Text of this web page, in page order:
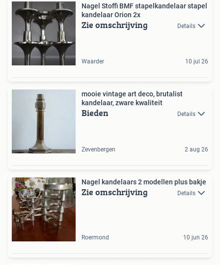
Nagel Stoffi BMF stapelkandelaar stapel
kandelaar Orion 2x
Zie omschrijving Details
Waarder 10 jul 26
mooie vintage art deco, brutalist
kandelaar, zware kwaliteit
Bieden Details
Zevenbergen 2 aug 26
Nagel kandelaars 2 modellen plus bakje
Zie omschrijving Details
Roermond 10 jun 26